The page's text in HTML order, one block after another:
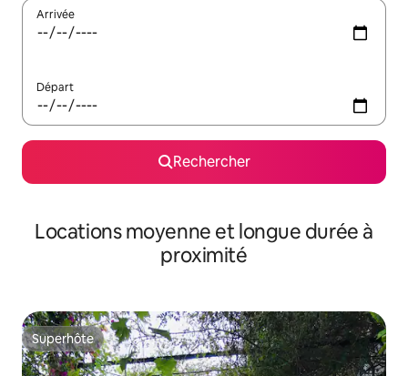
Arrivée
Départ
Rechercher
Locations moyenne et longue durée à
proximité
Superhôte
Superhôte